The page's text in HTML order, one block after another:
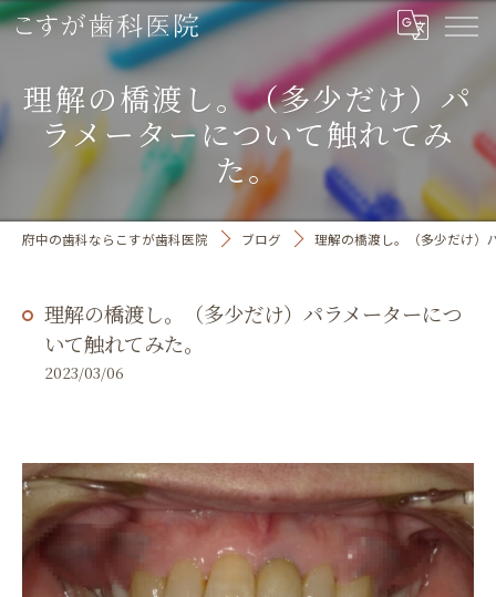
理解の橋渡し。（多少だけ）パ
ラメーターについて触れてみ
た。
府中の歯科ならこすが歯科医院 ブログ 理解の橋渡し。（多少だけ）
理解の橋渡し。（多少だけ）パラメーターにつ
いて触れてみた。
2023/03/06